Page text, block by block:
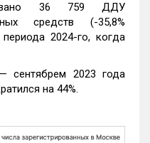
36 759 ДДУ
средств (-35,8%
периода 2024-го, когда
сентябрем 2023 года
на 44%.